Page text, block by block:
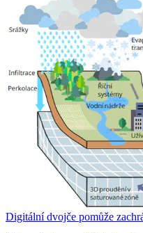
Digitální dvojče pomůže